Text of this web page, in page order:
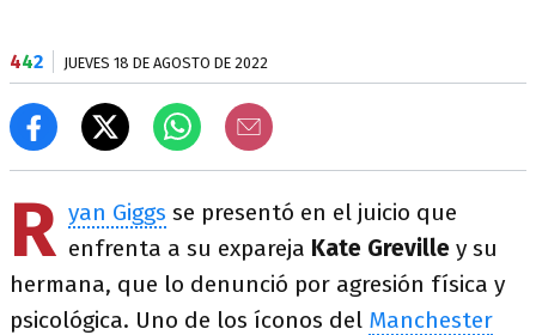
442 JUEVES 18 DE AGOSTO DE 2022
R yan Giggs se presentó en el juicio que
enfrenta a su expareja Kate Greville y su
hermana, que lo denunció por agresión física y
psicológica. Uno de los íconos del Manchester